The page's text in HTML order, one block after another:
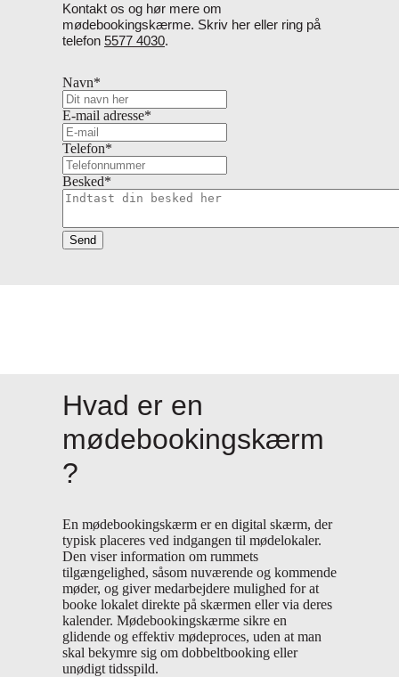
Kontakt os og hør mere om
mødebookingskærme. Skriv her eller ring på
telefon 5577 4030.
Navn*
E-mail adresse*
Telefon*
Besked*
Send
Hvad er en
mødebookingskærm
?
En mødebookingskærm er en digital skærm, der
typisk placeres ved indgangen til mødelokaler.
Den viser information om rummets
tilgængelighed, såsom nuværende og kommende
møder, og giver medarbejdere mulighed for at
booke lokalet direkte på skærmen eller via deres
kalender. Mødebookingskærme sikre en
glidende og effektiv mødeproces, uden at man
skal bekymre sig om dobbeltbooking eller
unødigt tidsspild.